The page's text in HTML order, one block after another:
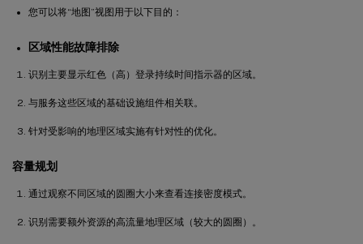
您可以将“地图”视图用于以下目的：
区域性能故障排除
识别主要显示红色（高）登录持续时间指示器的区域。
与服务这些区域的基础设施组件相关联。
针对受影响的地理区域实施有针对性的优化。
容量规划
通过观察不同区域的圆圈大小来查看连接密度模式。
识别需要额外资源的高流量地理区域（较大的圆圈）。